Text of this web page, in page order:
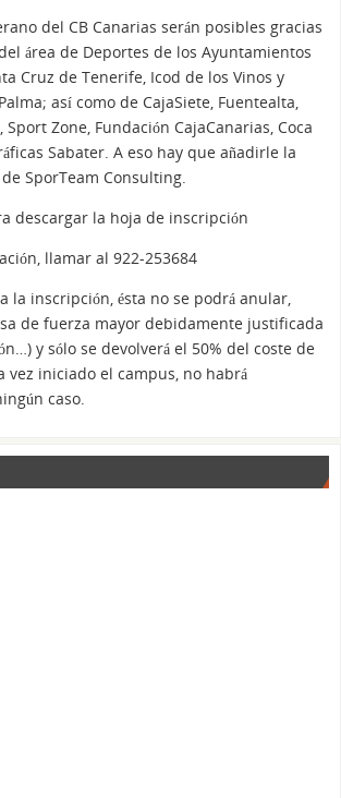
del CB Canarias serán posibles gracias
área de Deportes de los Ayuntamientos
Cruz de Tenerife, Icod de los Vinos y
así como de CajaSiete, Fuentealta,
Sport Zone, Fundación CajaCanarias, Coca
Sabater. A eso hay que añadirle la
SporTeam Consulting.
descargar la hoja de inscripción
llamar al 922-253684
la inscripción, ésta no se podrá anular,
de fuerza mayor debidamente justificada
y sólo se devolverá el 50% del coste de
vez iniciado el campus, no habrá
caso.